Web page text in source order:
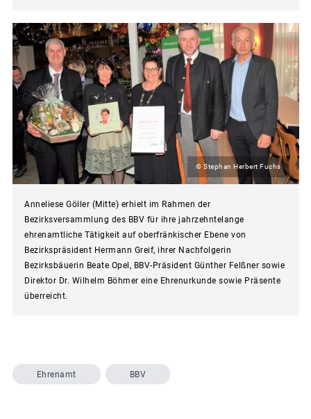
© Stephan Herbert Fuchs
Anneliese Göller (Mitte) erhielt im Rahmen der
Bezirksversammlung des BBV für ihre jahrzehntelange
ehrenamtliche Tätigkeit auf oberfränkischer Ebene von
Bezirkspräsident Hermann Greif, ihrer Nachfolgerin
Bezirksbäuerin Beate Opel, BBV-Präsident Günther Felßner sowie
Direktor Dr. Wilhelm Böhmer eine Ehrenurkunde sowie Präsente
überreicht.
Ehrenamt BBV